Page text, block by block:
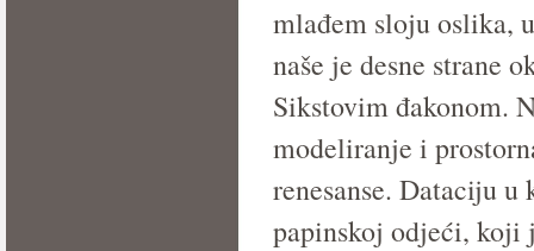
mlađem sloju
naše je desne strane
Sikstovim đakonom.
modeliranje i
renesanse. Dataciju
papinskoj odjeći, koji